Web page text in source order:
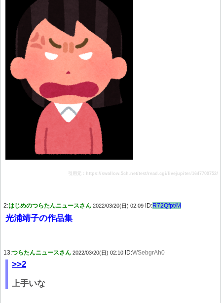
引用元：https://swallow.5ch.net/test/read.cgi/livejupiter/1647709752/
2:はじめのつらたんニュースさん 2022/03/20(日) 02:09 ID:R72Qfpt/M
光浦靖子の作品集
13:つらたんニュースさん 2022/03/20(日) 02:10 ID:WSebgrAh0
>>2
上手いな